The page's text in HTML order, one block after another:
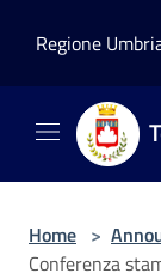
Regione
Home >
Conferenza